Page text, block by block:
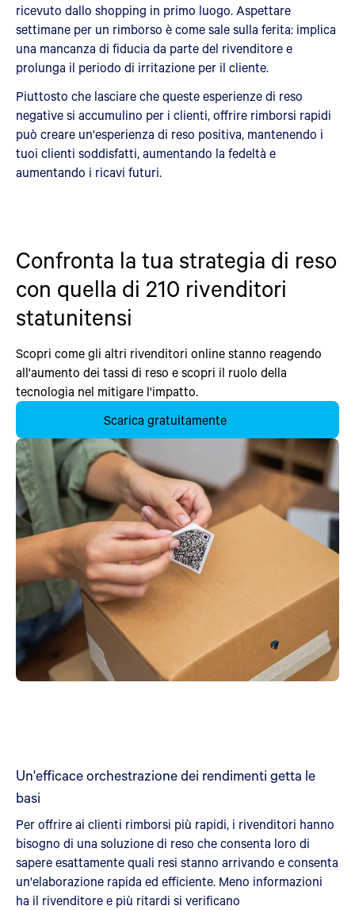
ricevuto dallo shopping in primo luogo. Aspettare
settimane per un rimborso è come sale sulla ferita: implica
una mancanza di fiducia da parte del rivenditore e
prolunga il periodo di irritazione per il cliente.
Piuttosto che lasciare che queste esperienze di reso
negative si accumulino per i clienti, offrire rimborsi rapidi
può creare un'esperienza di reso positiva, mantenendo i
tuoi clienti soddisfatti, aumentando la fedeltà e
aumentando i ricavi futuri.
Confronta la tua strategia di reso
con quella di 210 rivenditori
statunitensi
Scopri come gli altri rivenditori online stanno reagendo
all'aumento dei tassi di reso e scopri il ruolo della
tecnologia nel mitigare l'impatto.
Scarica gratuitamente
Un'efficace orchestrazione dei rendimenti getta le
basi
Per offrire ai clienti rimborsi più rapidi, i rivenditori hanno
bisogno di una soluzione di reso che consenta loro di
sapere esattamente quali resi stanno arrivando e consenta
un'elaborazione rapida ed efficiente. Meno informazioni
ha il rivenditore e più ritardi si verificano